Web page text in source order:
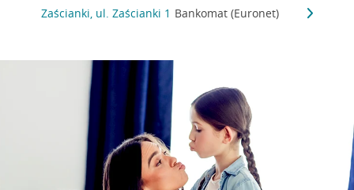
Zaścianki, ul. Zaścianki 1 Bankomat (Euronet)